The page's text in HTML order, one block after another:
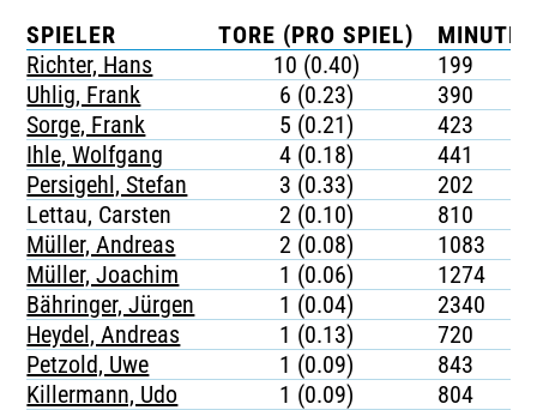
SPIELER TORE (PRO SPIEL)
Richter, Hans
10 (0.40)
199
Uhlig, Frank
6 (0.23)
390
Sorge, Frank
5 (0.21)
423
Ihle, Wolfgang
4 (0.18)
441
Persigehl, Stefan
3 (0.33)
202
Lettau, Carsten
2 (0.10)
810
Müller, Andreas
2 (0.08)
1083
Müller, Joachim
1 (0.06)
1274
Bähringer, Jürgen
1 (0.04)
2340
Heydel, Andreas
1 (0.13)
720
Petzold, Uwe
1 (0.09)
843
Killermann, Udo
1 (0.09) 804